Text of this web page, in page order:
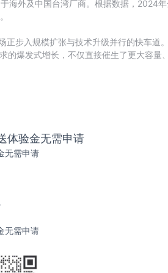
海外及中国台湾厂商。根据数据，2024
正步入规模扩张与技术升级并行的快车
的爆发式增长，不仅直接催生了更大容
体验金无需申请
无需申请
无需申请